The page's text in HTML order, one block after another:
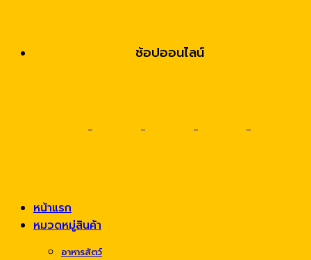
ช้อปออนไลน์
หน้าแรก
หมวดหมู่สินค้า
อาหารสัตว์